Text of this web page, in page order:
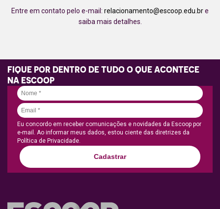
Entre em contato pelo e-mail: relacionamento@escoop.edu.bre
saiba mais detalhes.
FIQUE POR DENTRO DE TUDO O QUE ACONTECE
NA ESCOOP
Eu concordo em receber comunicações e novidades da Escoop por
e-mail. Ao informar meus dados, estou ciente das diretrizes da
Política de Privacidade.
Cadastrar